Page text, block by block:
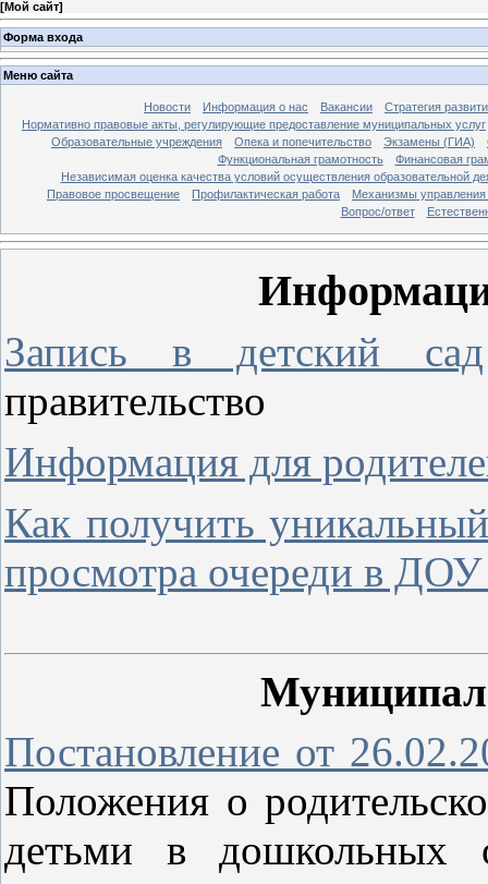
[Мой сайт]
Форма входа
Меню сайта
Новости Информация о нас Вакансии
Стратегия
Нормативно правовые акты, регулирующие предоставление муниципальных услуг
Образовательные учреждения
Опека и попечительство Экзамены (ГИА)
Функциональная грамотность
Финансовая
Независимая оценка качества условий осуществления образовательной
Правовое просвещение
Профилактическая работа
Механизмы управления
Вопрос/ответ
Запись в детский сад
правительство
Информация для
Как получить
просмотра очереди в ДОУ
Постановление от
Положения о
детьми в дошкольных